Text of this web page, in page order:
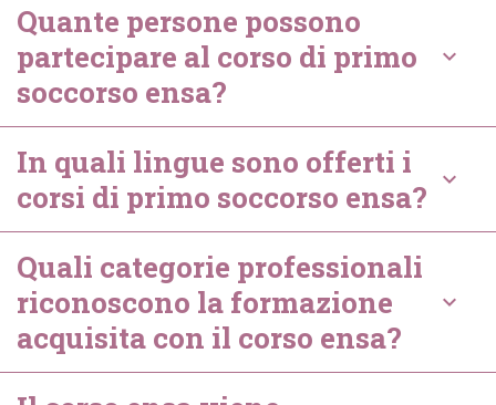
Quante persone possono
partecipare al corso di primo
soccorso ensa?
keyboard_arrow_down
In quali lingue sono offerti i
corsi di primo soccorso ensa?
keyboard_arrow_down
Quali categorie professionali
riconoscono la formazione
acquisita con il corso ensa?
keyboard_arrow_down